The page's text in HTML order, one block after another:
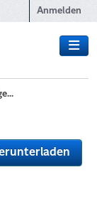
Anmelden